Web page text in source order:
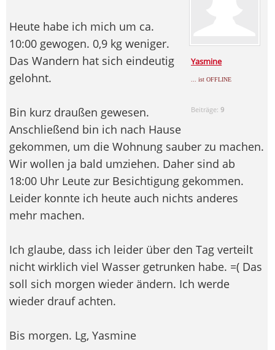
Yasmine
... ist OFFLINE
Beiträge:9
Heute habe ich mich um ca.
10:00 gewogen. 0,9 kg weniger.
Das Wandern hat sich eindeutig
gelohnt.
Bin kurz draußen gewesen.
Anschließend bin ich nach Hause
gekommen, um die Wohnung sauber zu machen.
Wir wollen ja bald umziehen. Daher sind ab
18:00 Uhr Leute zur Besichtigung gekommen.
Leider konnte ich heute auch nichts anderes
mehr machen.
Ich glaube, dass ich leider über den Tag verteilt
nicht wirklich viel Wasser getrunken habe. =( Das
soll sich morgen wieder ändern. Ich werde
wieder drauf achten.
Bis morgen. Lg, Yasmine